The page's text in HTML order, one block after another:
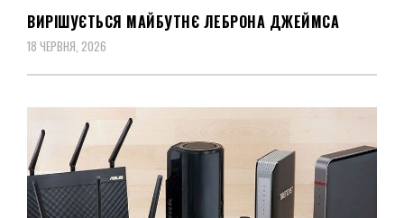
ВИРІШУЄТЬСЯ МАЙБУТНЄ ЛЕБРОНА ДЖЕЙМСА
18 ЧЕРВНЯ, 2026